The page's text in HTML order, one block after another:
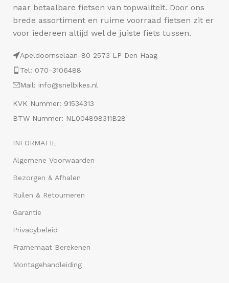
naar betaalbare fietsen van topwaliteit. Door ons
brede assortiment en ruime voorraad fietsen zit er
voor iedereen altijd wel de juiste fiets tussen.
Apeldoornselaan-80 2573 LP Den Haag
Tel: 070-3106488
Mail: info@snelbikes.nl
KVK Nummer: 91534313
BTW Nummer: NL004898311B28
INFORMATIE
Algemene Voorwaarden
Bezorgen & Afhalen
Ruilen & Retourneren
Garantie
Privacybeleid
Framemaat Berekenen
Montagehandleiding